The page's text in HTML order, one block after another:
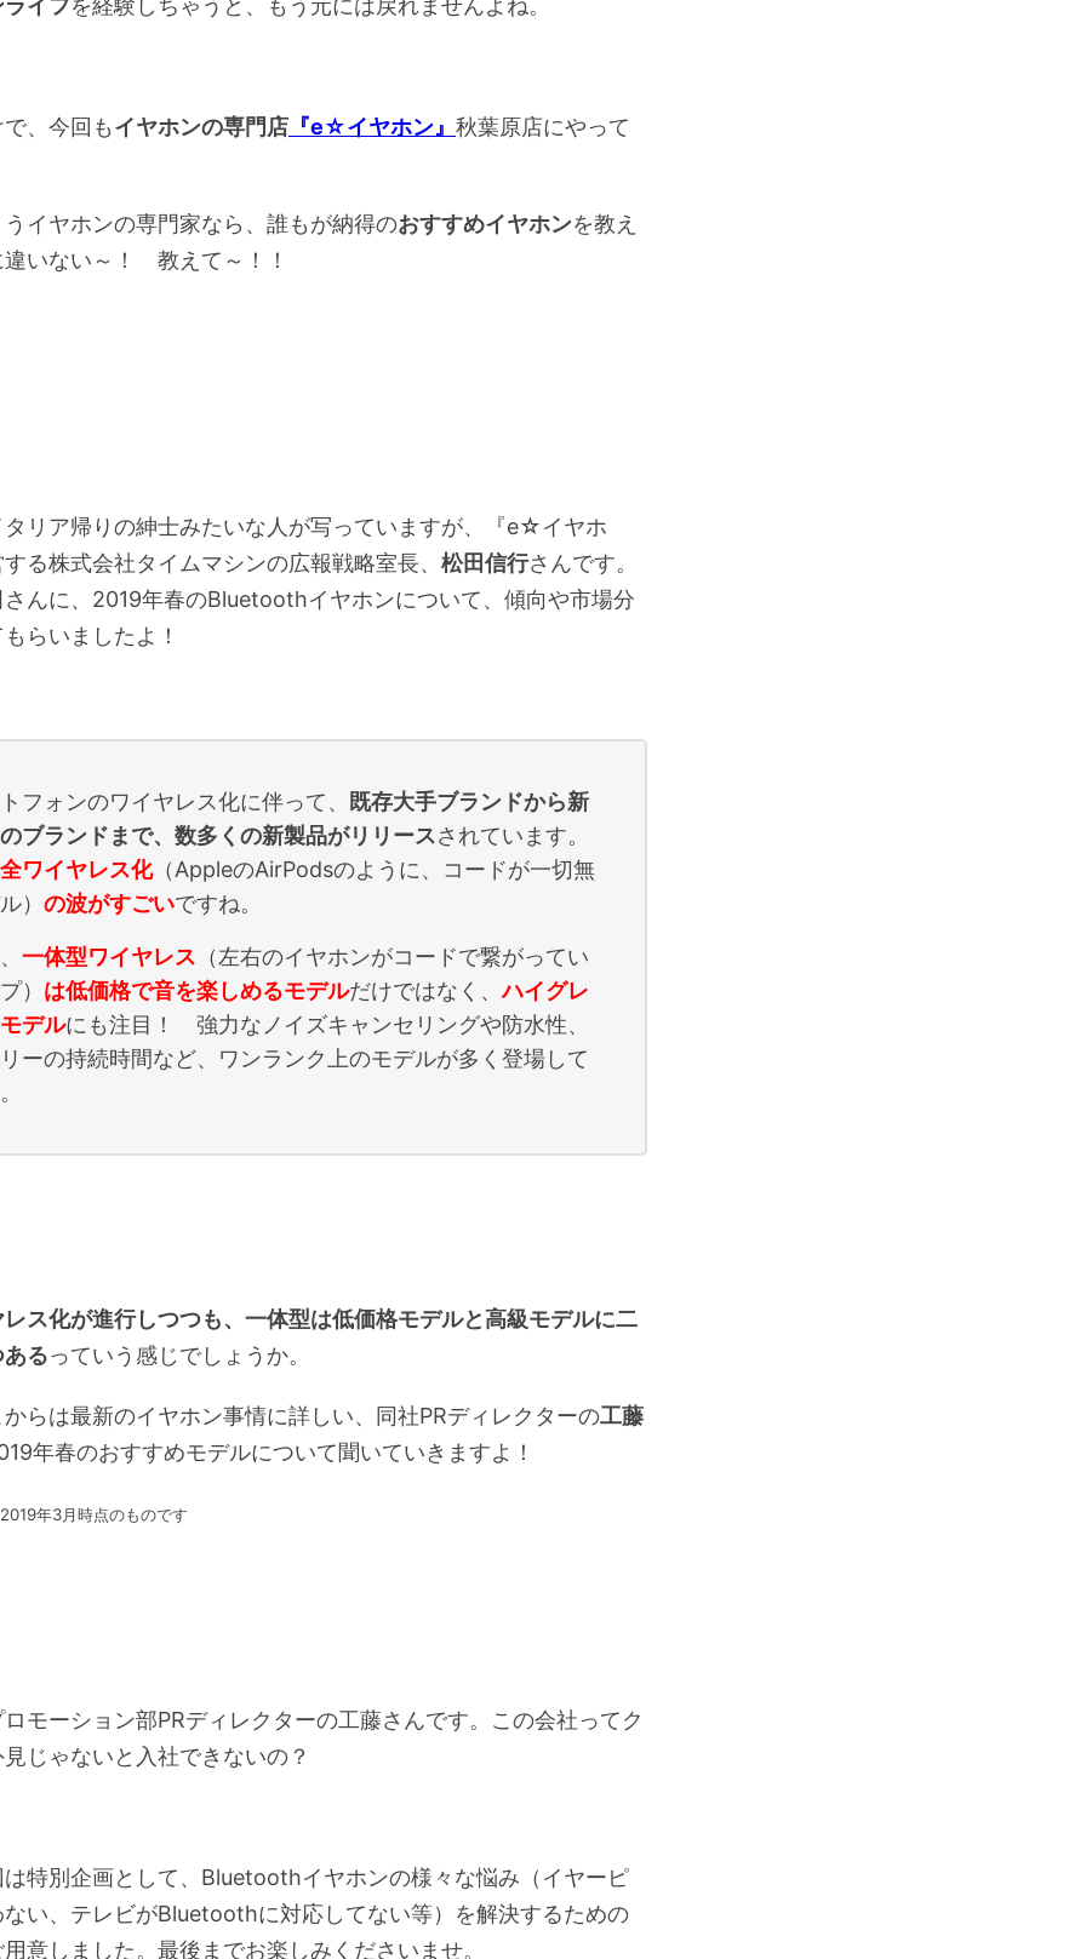
イフを経験しちゃうと、もう元には戻れませんよね。
、今回もイヤホンの専門店 『e☆イヤホン』 秋葉原店にやって
イヤホンの専門家なら、誰もが納得のおすすめイヤホンを教え
いない～！ 教えて～！！
リア帰りの紳士みたいな人が写っていますが、『e☆イヤホ
る株式会社タイムマシンの広報戦略室長、 松田信行さんです。
んに、2019年春のBluetoothイヤホンについて、傾向や市場分
らいましたよ！
フォンのワイヤレス化に伴って、
既存大手ブランドから新
ブランドまで、数多くの新製品がリリースされています。
ワイヤレス化（AppleのAirPodsのように、コードが一切無
） の波がすごいですね。
一体型ワイヤレス （左右のイヤホンがコードで繋がってい
） は低価格で音を楽しめるモデルだけではなく、ハイグレ
デルにも注目！ 強力なノイズキャンセリングや防水性、
ーの持続時間など、ワンランク上のモデルが多く登場して
ス化が進行しつつも、一体型は低価格モデルと高級モデルに二
るっていう感じでしょうか。
らは最新のイヤホン事情に詳しい、同社PRディレクターの工藤
年春のおすすめモデルについて聞いていきますよ！
年3月時点のものです
モーション部PRディレクターの工藤さんです。この会社ってク
じゃないと入社できないの？
特別企画として、Bluetoothイヤホンの様々な悩み（イヤーピ
い、テレビがBluetoothに対応してない等）を解決するための
意しました。最後までお楽しみくださいませ。